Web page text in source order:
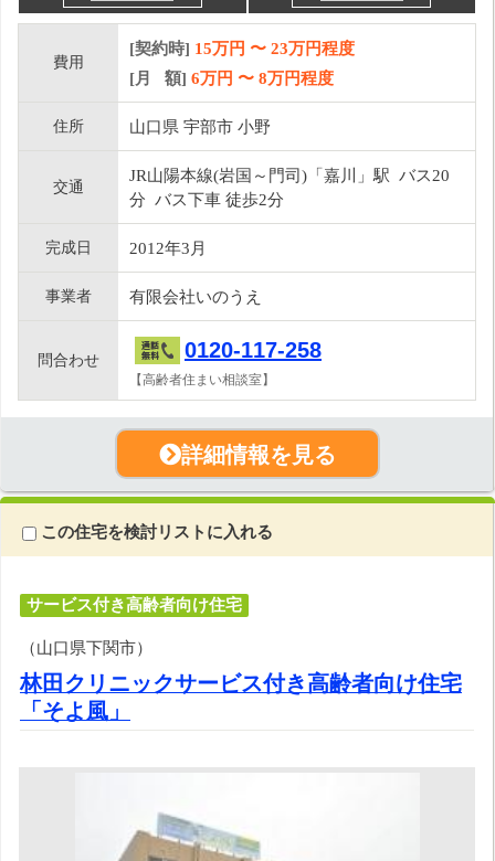
費用
[契約時] 15万円 〜 23万円程度
[月 額] 6万円 〜 8万円程度
住所 山口県 宇部市 小野
交通
JR山陽本線(岩国～門司)「嘉川」駅 バス20
分 バス下車 徒歩2分
完成日 2012年3月
事業者 有限会社いのうえ
問合わせ 0120-117-258
【高齢者住まい相談室】
詳細情報を見る
この住宅を検討リストに入れる
サービス付き高齢者向け住宅
（山口県下関市）
林田クリニックサービス付き高齢者向け住宅
「そよ風」